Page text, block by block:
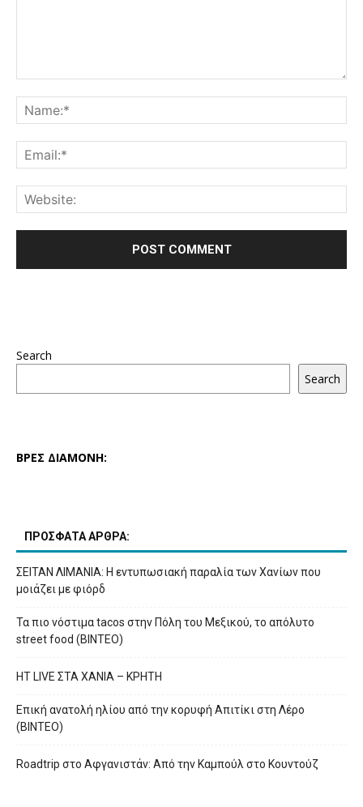
Search
Search
ΒΡΕΣ ΔΙΑΜΟΝΗ:
ΠΡΟΣΦΑΤΑ ΑΡΘΡΑ:
ΣΕΙΤΑΝ ΛΙΜΑΝΙΑ: Η εντυπωσιακή παραλία των Χανίων που
μοιάζει με φιόρδ
Τα πιο νόστιμα tacos στην Πόλη του Μεξικού, το απόλυτο
street food (ΒΙΝΤΕΟ)
HT LIVE ΣΤΑ ΧΑΝΙΑ – ΚΡΗΤΗ
Επική ανατολή ηλίου από την κορυφή Απιτίκι στη Λέρο
(ΒΙΝΤΕΟ)
Roadtrip στο Αφγανιστάν: Από την Καμπούλ στο Κουντούζ